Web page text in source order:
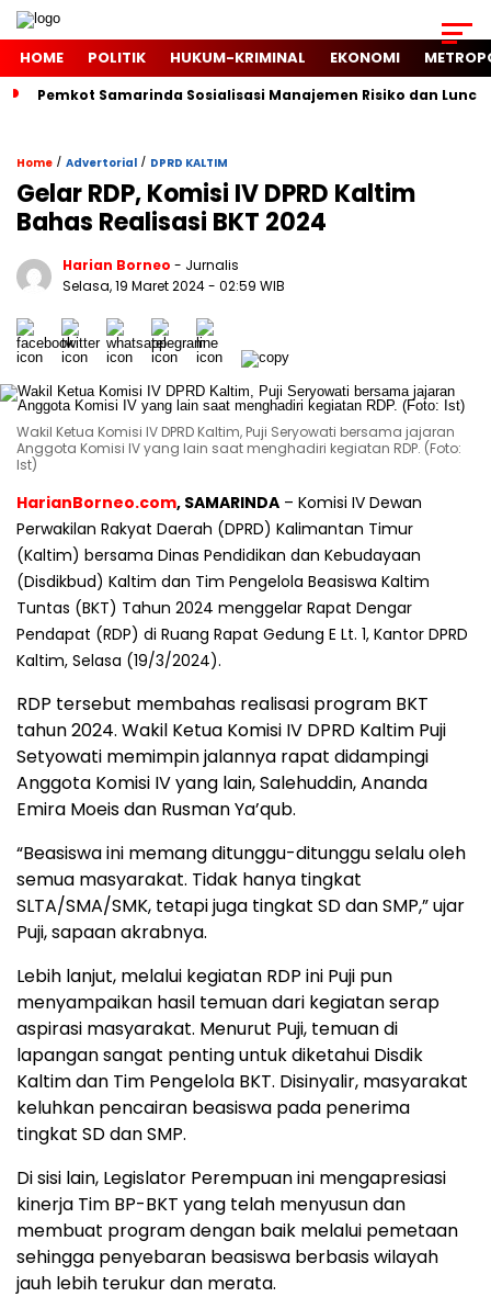
HOME POLITIK HUKUM-KRIMINAL EKONOMI
Pemkot Samarinda Sosialisasi Manajemen Risiko dan
Home / Advertorial / DPRD KALTIM
Gelar RDP, Komisi IV DPRD Kaltim
Bahas Realisasi BKT 2024
Harian Borneo - Jurnalis
Selasa, 19 Maret 2024- 02:59 WIB
Wakil Ketua Komisi IV DPRD Kaltim, Puji Seryowati bersama jajaran
Anggota Komisi IV yang lain saat menghadiri kegiatan RDP. (Foto:
Ist)
HarianBorneo.com, SAMARINDA – Komisi IV Dewan
Perwakilan Rakyat Daerah (DPRD) Kalimantan Timur
(Kaltim) bersama Dinas Pendidikan dan Kebudayaan
(Disdikbud) Kaltim dan Tim Pengelola Beasiswa Kaltim
Tuntas (BKT) Tahun 2024 menggelar Rapat Dengar
Pendapat (RDP) di Ruang Rapat Gedung E Lt. 1, Kantor DPRD
Kaltim, Selasa (19/3/2024).
RDP tersebut membahas realisasi program BKT
tahun 2024. Wakil Ketua Komisi IV DPRD Kaltim Puji
Setyowati memimpin jalannya rapat didampingi
Anggota Komisi IV yang lain, Salehuddin, Ananda
Emira Moeis dan Rusman Ya’qub.
“Beasiswa ini memang ditunggu-ditunggu selalu oleh
semua masyarakat. Tidak hanya tingkat
SLTA/SMA/SMK, tetapi juga tingkat SD dan SMP,” ujar
Puji, sapaan akrabnya.
Lebih lanjut, melalui kegiatan RDP ini Puji pun
menyampaikan hasil temuan dari kegiatan serap
aspirasi masyarakat. Menurut Puji, temuan di
lapangan sangat penting untuk diketahui Disdik
Kaltim dan Tim Pengelola BKT. Disinyalir, masyarakat
keluhkan pencairan beasiswa pada penerima
tingkat SD dan SMP.
Di sisi lain, Legislator Perempuan ini mengapresiasi
kinerja Tim BP-BKT yang telah menyusun dan
membuat program dengan baik melalui pemetaan
sehingga penyebaran beasiswa berbasis wilayah
jauh lebih terukur dan merata.